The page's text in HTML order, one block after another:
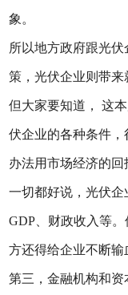
象。
所以地方政府跟光
策，光伏企业则带来
但大家要知道， 这
伏企业的各种条件
办法用市场经济的
一切都好说，光伏
GDP、财政收入等
方还得给企业不断输
第三，金融机构和